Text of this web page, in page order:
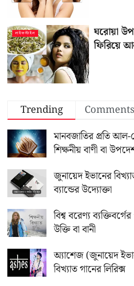
লাইফস্টাইল
ঘরোয়া
ফিরিয়ে
Trending Comments
মানবজাতির প্রতি
শিক্ষনীয় বাণী বা
জুনায়েদ ইভানের
ব্যান্ডের উদ্যোক্তা
বিশ্ব বরেণ্য
উক্তি বা বানী
অ্যাশেজ (জুনায়েদ
বিখ্যাত গানের লিরিক্স